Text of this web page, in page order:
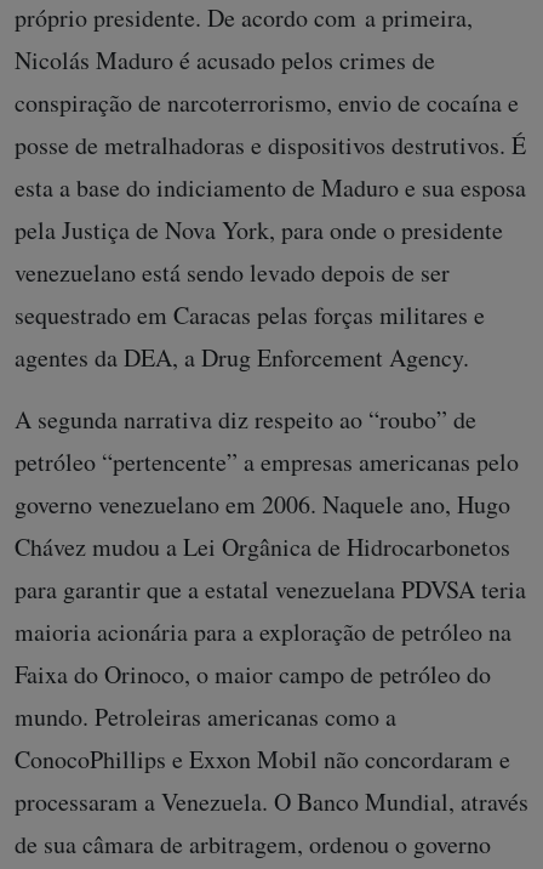
próprio presidente. De acordo com a primeira,
Nicolás Maduro é acusado pelos crimes de
conspiração de narcoterrorismo, envio de cocaína e
posse de metralhadoras e dispositivos destrutivos. É
esta a base do indiciamento de Maduro e sua esposa
pela Justiça de Nova York, para onde o presidente
venezuelano está sendo levado depois de ser
sequestrado em Caracas pelas forças militares e
agentes da DEA, a Drug Enforcement Agency.
A segunda narrativa diz respeito ao “roubo” de
petróleo “pertencente” a empresas americanas pelo
governo venezuelano em 2006. Naquele ano, Hugo
Chávez mudou a Lei Orgânica de Hidrocarbonetos
para garantir que a estatal venezuelana PDVSA teria
maioria acionária para a exploração de petróleo na
Faixa do Orinoco, o maior campo de petróleo do
mundo. Petroleiras americanas como a
ConocoPhillips e Exxon Mobil não concordaram e
processaram a Venezuela. O Banco Mundial, através
de sua câmara de arbitragem, ordenou o governo